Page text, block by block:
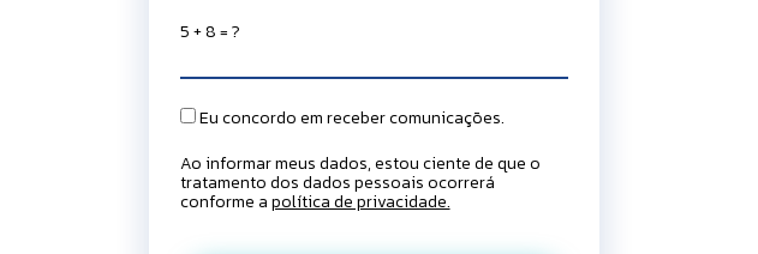
5 + 8 = ?
Eu concordo em receber comunicações.
Ao informar meus dados, estou ciente de que o
tratamento dos dados pessoais ocorrerá
conforme apolítica de privacidade.